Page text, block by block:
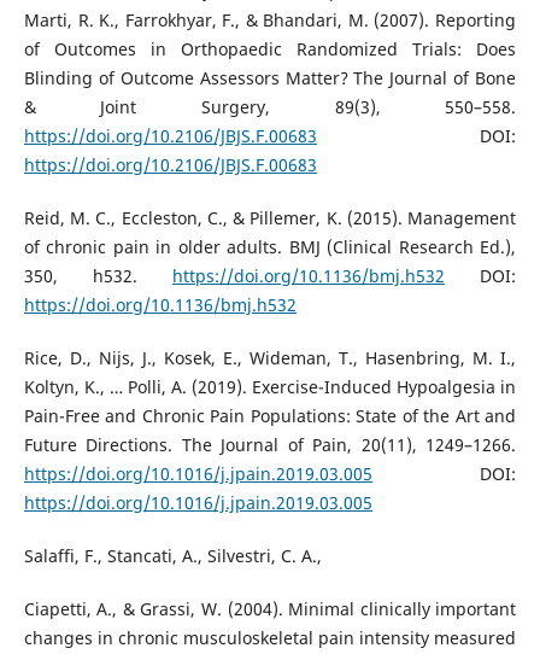
Marti, R. K., Farrokhyar, F., & Bhandari, M. (2007). Reporting
of Outcomes in Orthopaedic Randomized Trials: Does
Blinding of Outcome Assessors Matter? The Journal of Bone
& Joint Surgery, 89(3), 550–558.
https://doi.org/10.2106/JBJS.F.00683 DOI:
https://doi.org/10.2106/JBJS.F.00683
Reid, M. C., Eccleston, C., & Pillemer, K. (2015). Management
of chronic pain in older adults. BMJ (Clinical Research Ed.),
350, h532. https://doi.org/10.1136/bmj.h532 DOI:
https://doi.org/10.1136/bmj.h532
Rice, D., Nijs, J., Kosek, E., Wideman, T., Hasenbring, M. I.,
Koltyn, K., … Polli, A. (2019). Exercise-Induced Hypoalgesia in
Pain-Free and Chronic Pain Populations: State of the Art and
Future Directions. The Journal of Pain, 20(11), 1249–1266.
https://doi.org/10.1016/j.jpain.2019.03.005 DOI:
https://doi.org/10.1016/j.jpain.2019.03.005
Salaffi, F., Stancati, A., Silvestri, C. A.,
Ciapetti, A., & Grassi, W. (2004). Minimal clinically important
changes in chronic musculoskeletal pain intensity measured